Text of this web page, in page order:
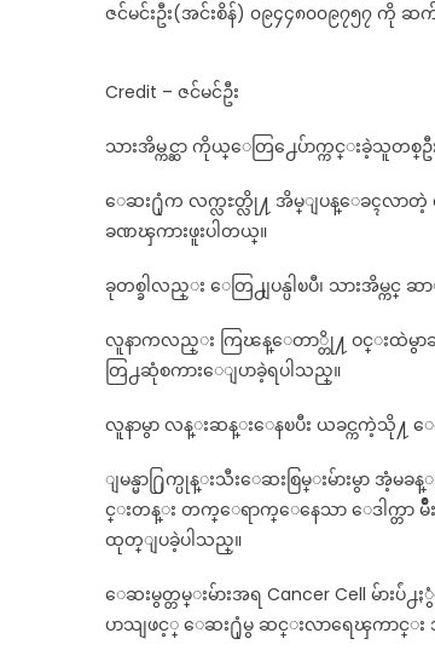
ဇင်မင်းဦး(အင်းစိန်) ၀၉၄၄၈၀၀၉၇၅၇ ကို
Credit – ဇင်မင်ဦး
သားအိမ္ကင္ဆာ ကိုယ္ေတြ႕ေပ်ာက္ကင္းခဲ့သူတ
ေဆး႐ုံက လက္လႊတ္လို႔ အိမ္ျပန္ေခၚလာတဲ့
ခဏၾကားဖူးပါတယ္။
ခုတစ္ခါလည္း ေတြ႕ျပန္ပါၿပီ၊ သားအိမ္က
လူနာကလည္း ကြၽန္ေတာ္တို႔ ဝင္းထဲမွာဆို
တြ႕ဆုံစကားေျပာခဲ့ရပါသည္။
လူနာမွာ လန္းဆန္းေနၿပီး ယခင္ကကဲ့သို႔
ျမန္မာ႐ြက္ပုန္းသီးေဆးစြမ္းမ်ားမွာ အံ့
င္းတန္း တက္ေရာက္ေနေသာ ေဒါက္တာ မ်ိဳးခ
ထုတ္ျပခဲ့ပါသည္။
ေဆးမွတ္တမ္းမ်ားအရ Cancer Cell မ်ား
ပာသျဖင့္ ေဆး႐ုံမွ ဆင္းလာရေၾကာင္